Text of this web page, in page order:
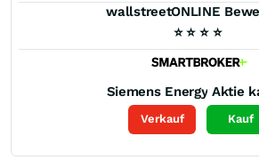
wallstreetONLINE
⭐ ⭐ ⭐ ⭐
Siemens Energy Aktie
Verkauf Kauf